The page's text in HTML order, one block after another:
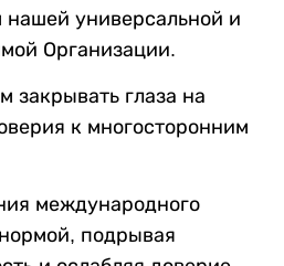
универсальной и
Организации.
закрывать глаза на
к многосторонним
международного
подрывая